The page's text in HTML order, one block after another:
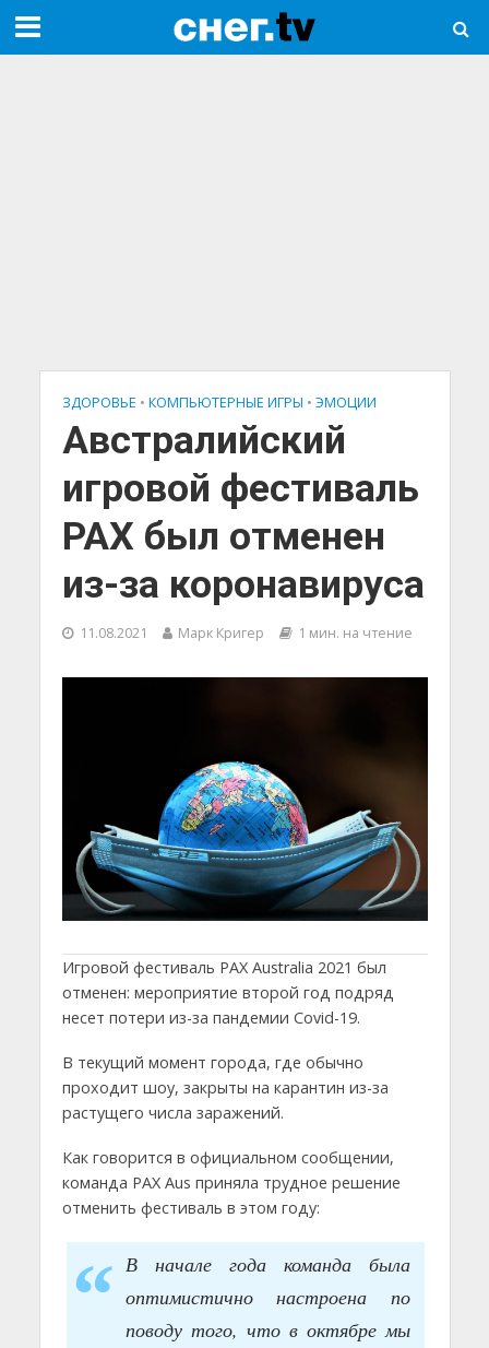
ЗДОРОВЬЕ • КОМПЬЮТЕРНЫЕ ИГРЫ • ЭМОЦИИ
Австралийский
игровой фестиваль
PAX был отменен
из-за коронавируса
11.08.2021 Марк Кригер 1 мин. на чтение
Игровой фестиваль PAX Australia 2021 был
отменен: мероприятие второй год подряд
несет потери из-за пандемии Covid-19.
В текущий момент города, где обычно
проходит шоу, закрыты на карантин из-за
растущего числа заражений.
Как говорится в официальном сообщении,
команда PAX Aus приняла трудное решение
отменить фестиваль в этом году:
В начале года команда была
оптимистично настроена по
поводу того, что в октябре мы